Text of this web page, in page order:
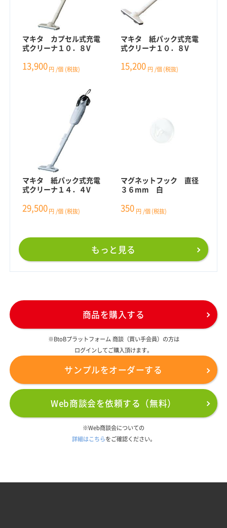
マキタ カプセル式充電
式クリーナ１０．８V
13,900 円 /個 (税抜)
マキタ 紙パック式充電
式クリーナ１０．８V
15,200 円 /個 (税抜)
マキタ 紙パック式充電
式クリーナ１４．４V
29,500 円 /個 (税抜)
マグネットフック 直径
３６mm 白
350 円 /個 (税抜)
もっと見る
商品を購入する
※BtoBプラットフォーム 商談（買い手会員）の方は
ログインしてご購入頂けます。
サンプルをオーダーする
Web商談会を依頼する（無料）
※Web商談会についての
詳細はこちらをご確認ください。